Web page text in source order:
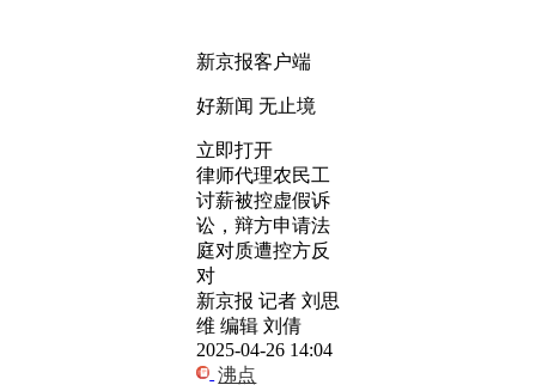
新京报客户端
好新闻 无止境
立即打开
律师代理农民工
讨薪被控虚假诉
讼，辩方申请法
庭对质遭控方反
对
新京报 记者 刘思
维 编辑 刘倩
2025-04-26 14:04
沸点